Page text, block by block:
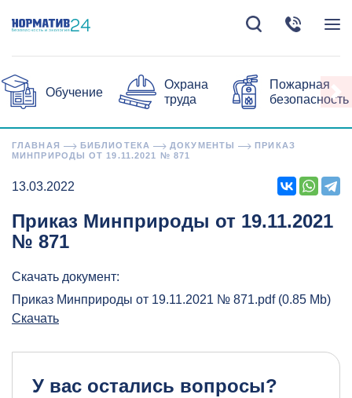
Обучение
Охрана
труда
Пожарная
безопасность
ГЛАВНАЯ БИБЛИОТЕКА ДОКУМЕНТЫ
ПРИКАЗ
МИНПРИРОДЫ ОТ 19.11.2021 № 871
13.03.2022
Приказ Минприроды от 19.11.2021
№ 871
Скачать документ:
Приказ Минприроды от 19.11.2021 № 871.pdf (0.85 Mb)
Скачать
У вас остались вопросы?